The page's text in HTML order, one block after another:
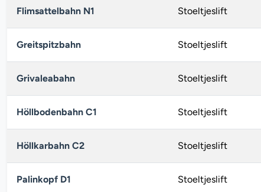
Flimsattelbahn N1 Stoeltjeslift
Greitspitzbahn Stoeltjeslift
Grivaleabahn Stoeltjeslift
Höllbodenbahn C1 Stoeltjeslift
Höllkarbahn C2 Stoeltjeslift
Palinkopf D1 Stoeltjeslift